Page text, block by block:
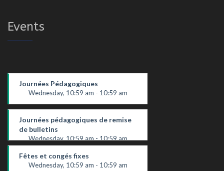
Events
Journées Pédagogiques
Wednesday, 10:59 am - 10:59 am
Journées pédagogiques de remise
de bulletins
Wednesday, 10:59 am - 10:59 am
Fêtes et congés fixes
Wednesday, 10:59 am - 10:59 am